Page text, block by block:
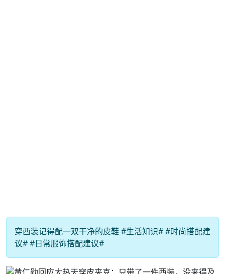
穿西装记得配一双干净的皮鞋 #生活知识# #时尚搭配建
议# #日常服饰搭配建议#